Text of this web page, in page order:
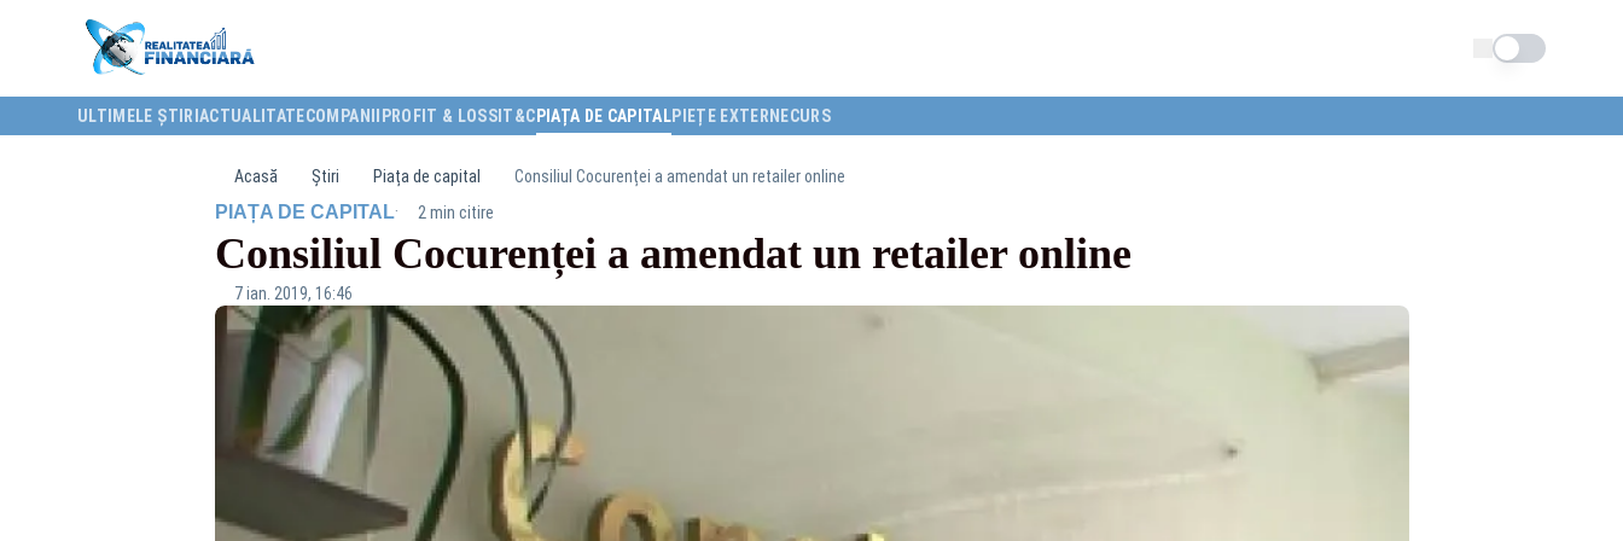
Schimba tema
ULTIMELE ȘTIRI ACTUALITATECOMPANII PROFIT & LOSS IT&C PIAȚA DE CAPITALPIEȚE EXTERNECURS
Acasă Știri Piața de capital Consiliul Cocurenței a amendat un retailer online
PIAȚA DE CAPITAL· 2 min citire
Consiliul Cocurenței a amendat un retailer online
7 ian. 2019, 16:46